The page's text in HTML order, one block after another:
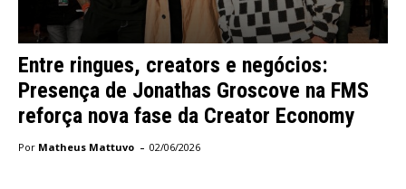
Entre ringues, creators e negócios:
Presença de Jonathas Groscove na FMS
reforça nova fase da Creator Economy
Por Matheus Mattuvo - 02/06/2026